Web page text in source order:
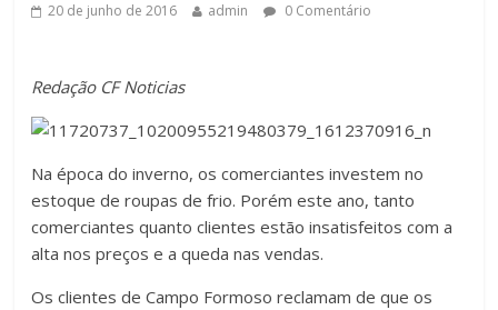
20 de junho de 2016 admin 0 Comentário
Redação CF Noticias
Na época do inverno, os comerciantes investem no
estoque de roupas de frio. Porém este ano, tanto
comerciantes quanto clientes estão insatisfeitos com a
alta nos preços e a queda nas vendas.
Os clientes de Campo Formoso reclamam de que os